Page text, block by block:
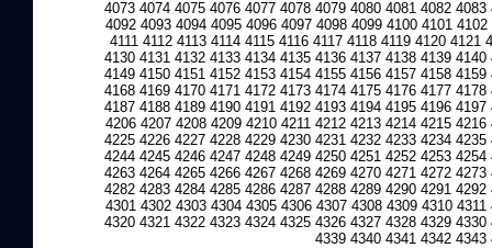
4073 4074 4075 4076 4077 4078 4079 4080 4081 4082 4083
4092 4093 4094 4095 4096 4097 4098 4099 4100 4101 4102
4111 4112 4113 4114 4115 4116 4117 4118 4119 4120 4121
4130 4131 4132 4133 4134 4135 4136 4137 4138 4139 4140
4149 4150 4151 4152 4153 4154 4155 4156 4157 4158 4159
4168 4169 4170 4171 4172 4173 4174 4175 4176 4177 4178
4187 4188 4189 4190 4191 4192 4193 4194 4195 4196 4197
4206 4207 4208 4209 4210 4211 4212 4213 4214 4215 4216
4225 4226 4227 4228 4229 4230 4231 4232 4233 4234 4235
4244 4245 4246 4247 4248 4249 4250 4251 4252 4253 4254
4263 4264 4265 4266 4267 4268 4269 4270 4271 4272 4273
4282 4283 4284 4285 4286 4287 4288 4289 4290 4291 4292
4301 4302 4303 4304 4305 4306 4307 4308 4309 4310 4311
4320 4321 4322 4323 4324 4325 4326 4327 4328 4329 4330
4339 4340 4341 4342 4343